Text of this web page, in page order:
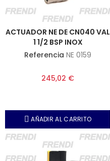
ACTUADOR NE DE CN040 VAL
1 1/2 BSP INOX
Referencia NE 0159
245,02 €
AÑADIR AL CARRITO